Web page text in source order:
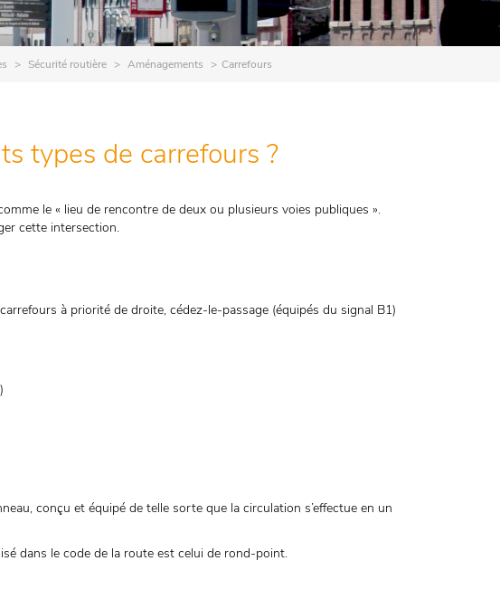
Sécurité routière Aménagements Carrefours
types de carrefours ?
le « lieu de rencontre de deux ou plusieurs voies publiques ».
cette intersection.
à priorité de droite, cédez-le-passage (équipés du signal B1)
conçu et équipé de telle sorte que la circulation s’effectue en un
dans le code de la route est celui de rond-point.